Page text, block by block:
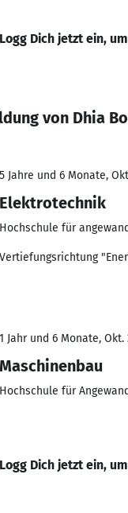
Logg Dich jetzt ein,
von Dhia
5 Jahre und 6 Monate,
Elektrotechnik
Hochschule für
Vertiefungsrichtung
1 Jahr und 6 Monate, Okt.
Maschinenbau
Hochschule für
Logg Dich jetzt ein,